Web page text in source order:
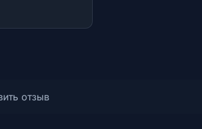
отзыв